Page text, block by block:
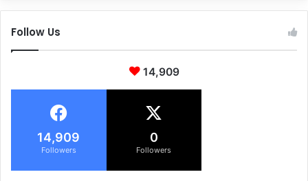
Follow Us
14,909
14,909
Followers
0
Followers